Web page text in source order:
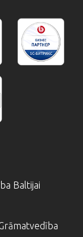
Baltijai